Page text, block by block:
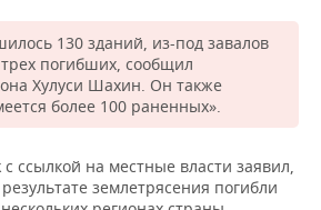
130 зданий, из-под завалов
погибших, сообщил
Хулуси Шахин. Он также
более 100 раненных».
ссылкой на местные власти заявил,
землетрясения погибли